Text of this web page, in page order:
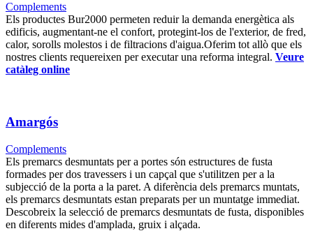
Complements
Els productes Bur2000 permeten reduir la demanda energètica als
edificis, augmentant-ne el confort, protegint-los de l'exterior, de fred,
calor, sorolls molestos i de filtracions d'aigua. ​Oferim tot allò que els
nostres clients requereixen per executar una reforma integral. Veure
catàleg online
Amargós
Complements
Els premarcs desmuntats per a portes són estructures de fusta
formades per dos travessers i un capçal que s'utilitzen per a la
subjecció de la porta a la paret. A diferència dels premarcs muntats,
els premarcs desmuntats estan preparats per un muntatge immediat.
Descobreix la selecció de premarcs desmuntats de fusta, disponibles
en diferents mides d'amplada, gruix i alçada.